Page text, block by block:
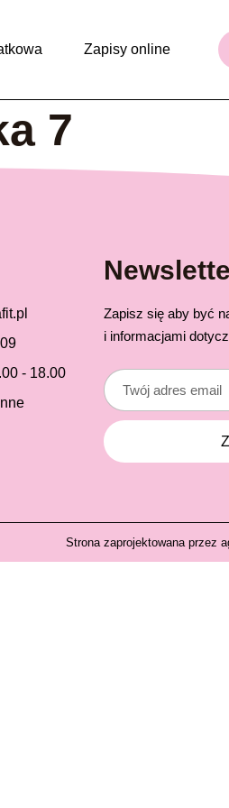
Zapisy online
7
- 18.00
Zapisz się aby być
i informacjami
Strona zaprojektowana przez